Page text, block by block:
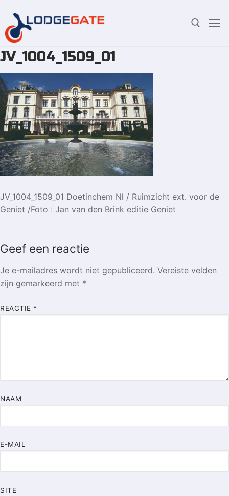
Overslaan
inhoud
JV_1004_1509_01
JV_1004_1509_01 Doetinchem Nl / Ruimzicht ext. voor de
Geniet /Foto : Jan van den Brink editie Geniet
Geef een reactie
Je e-mailadres wordt niet gepubliceerd. Vereiste velden
zijn gemarkeerd met *
REACTIE *
NAAM
E-MAIL
SITE